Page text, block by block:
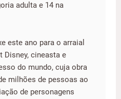
adulta e 14 na
este ano para o arraial
Disney, cineasta e
do mundo, cuja obra
milhões de pessoas ao
de personagens